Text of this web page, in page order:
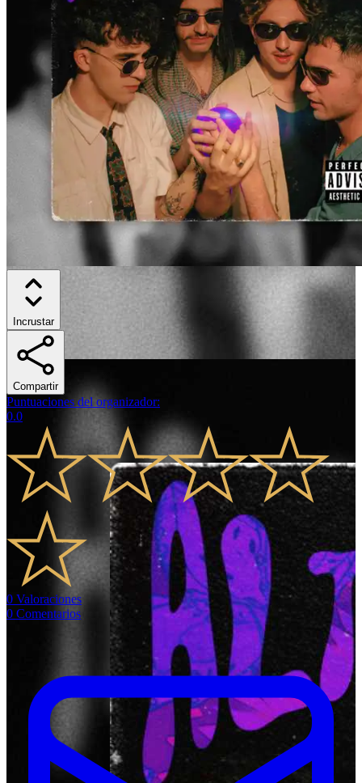
Incrustar
Compartir
Puntuaciones del organizador:
0.0
0 Valoraciones
0 Comentarios